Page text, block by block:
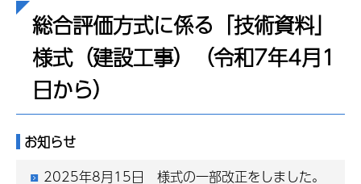
総合評価方式に係る「技術資料」
様式（建設工事）（令和7年4月1
日から）
お知らせ
2025年8月15日 様式の一部改正をしました。